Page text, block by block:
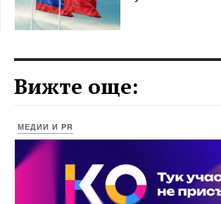
Вижте още:
МЕДИИ И PR